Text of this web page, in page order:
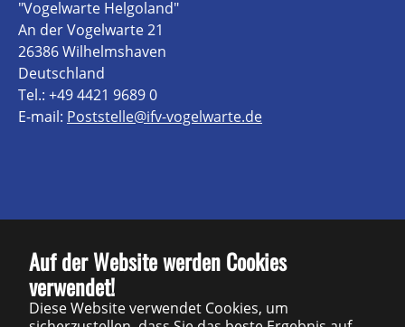
Auf der Website werden Cookies
verwendet!
Diese Website verwendet Cookies, um
"Vogelwarte Helgoland"
An der Vogelwarte 21
26386 Wilhelmshaven
Deutschland
Tel.: +49 4421 9689 0
E-mail: Poststelle@ifv-vogelwarte.de
Impressum
Datenschutz